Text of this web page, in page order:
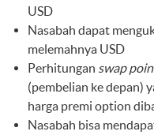
USD
Nasabah dapat
melemahnya USD
Perhitungan swap
(pembelian ke depan)
harga premi option
Nasabah bisa